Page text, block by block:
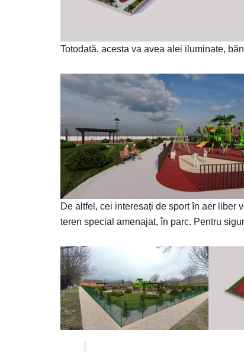
Totodată, acesta va avea alei iluminate,
De altfel, cei interesați de sport în aer liber
teren special amenajat, în parc. Pentru